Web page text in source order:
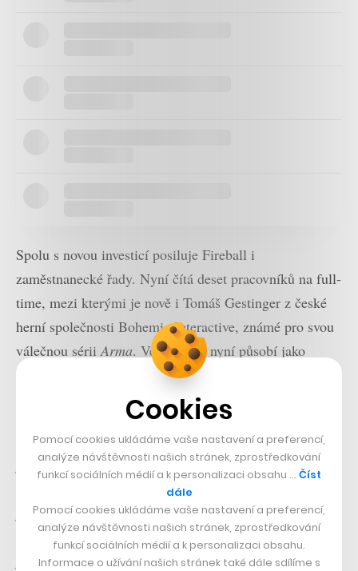
Spolu s novou investicí posiluje Fireball i
zaměstnanecké řady. Nyní čítá deset pracovníků na full-
time, mezi kterými je nově i Tomáš Gestinger z české
herní společnosti Bohemia Interactive, známé pro svou
válečnou sériiArma. Ve startupu nyní působí jako
projektový manažer a content director. Divizi pro herní
obsah pak Fireball ještě rozšířil o další ilustrátory.
„Není to jen o zaměstnancích. Společně s námi tvoří
produkt přes dva tisíce nadšenců na Discordu, kde je
necháváme hlasovat a diskutovat o funkcích, UX nebo o
plánovaném obsahu. To nám ohromně pomáhá zůstávat
lean a být si jistí, že dlouhodobě kreslíme a vyvíjíme
produkt, který oni budou chtít,“dodává Roose, který v
Cookies
Pomocí cookies ukládáme vaše nastavení a preferencí,
analýze návštěvnosti našich stránek, zprostředkování
funkcí sociálních médií a k personalizaci obsahu … Číst
dále
Pomocí cookies ukládáme vaše nastavení a preferencí,
analýze návštěvnosti našich stránek, zprostředkování
funkcí sociálních médií a k personalizaci obsahu.
Informace o užívání našich stránek také dále sdílíme s